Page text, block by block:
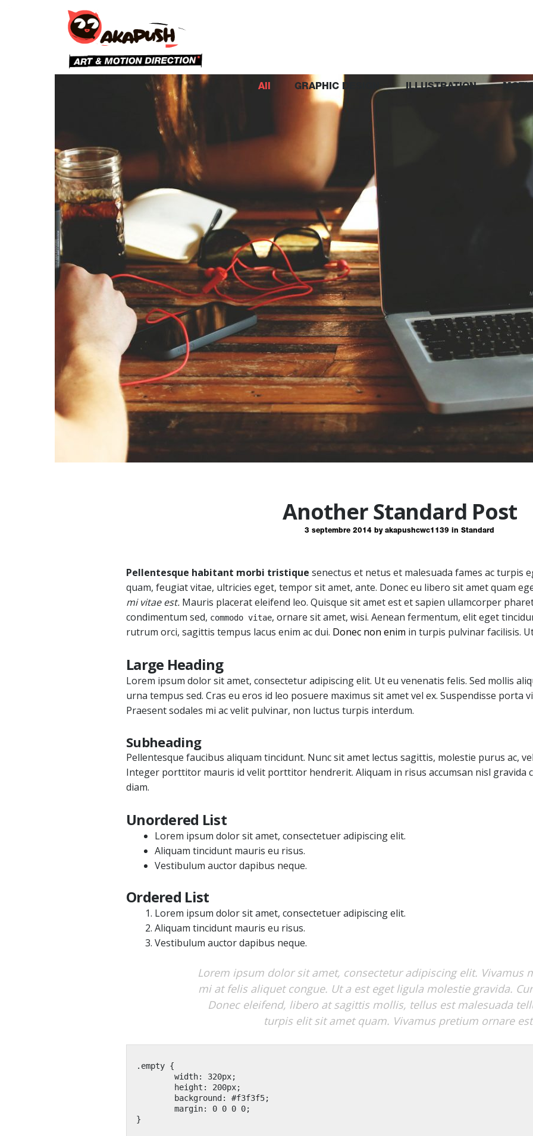
All GRAPHIC DESIGN ILLUSTRATION
Another Standard Post
3 septembre 2014 byakapushcwc1139 inStandard
Pellentesque habitant morbi tristique senectus et netus et malesuada fames ac turpis
quam, feugiat vitae, ultricies eget, tempor sit amet, ante. Donec eu libero sit amet quam
mi vitae est. Mauris placerat eleifend leo. Quisque sit amet est et sapien ullamcorper
condimentum sed, commodo vitae, ornare sit amet, wisi. Aenean fermentum, elit eget
rutrum orci, sagittis tempus lacus enim ac dui. Donec non enim in turpis pulvinar facilisis.
Large Heading
Lorem ipsum dolor sit amet, consectetur adipiscing elit. Ut eu venenatis felis. Sed mollis
urna tempus sed. Cras eu eros id leo posuere maximus sit amet vel ex. Suspendisse porta
Praesent sodales mi ac velit pulvinar, non luctus turpis interdum.
Subheading
Pellentesque faucibus aliquam tincidunt. Nunc sit amet lectus sagittis, molestie purus ac,
Integer porttitor mauris id velit porttitor hendrerit. Aliquam in risus accumsan nisl gravida
diam.
Unordered List
Lorem ipsum dolor sit amet, consectetuer adipiscing elit.
Aliquam tincidunt mauris eu risus.
Vestibulum auctor dapibus neque.
Ordered List
Lorem ipsum dolor sit amet, consectetuer adipiscing elit.
Aliquam tincidunt mauris eu risus.
Vestibulum auctor dapibus neque.
Lorem ipsum dolor sit amet, consectetur adipiscing elit. Vivamus
mi at felis aliquet congue. Ut a est eget ligula molestie gravida.
Donec eleifend, libero at sagittis mollis, tellus est malesuada
turpis elit sit amet quam. Vivamus pretium ornare
.empty {